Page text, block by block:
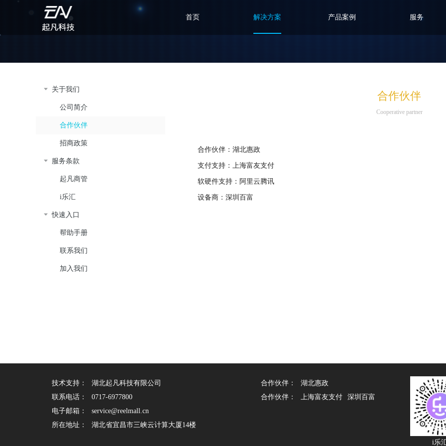
首页 解决方案
零售行业
智慧餐饮
产品案例 服务
关于我们
公司简介
合作伙伴
招商政策
服务条款
起凡商管
i乐汇
快速入口
帮助手册
联系我们
加入我们
合作伙伴
Cooperative partner
合作伙伴： 湖北惠政
支付支持： 上海富友支付
软硬件支持： 阿里云腾讯
设备商： 深圳百富
技术支持：
湖北起凡科技有限公司
联系电话：
0717-6977800
电子邮箱：
service@reelmall.cn
所在地址：
湖北省宜昌市三峡云计算大厦14楼
合作伙伴：
湖北惠政
合作伙伴：
上海富友支付 深圳百富
i乐